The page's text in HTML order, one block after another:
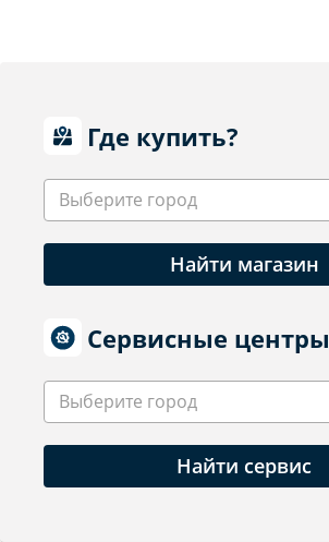
Где купить?
Выберите город
Найти магазин
Сервисные центры
Выберите город
Найти сервис